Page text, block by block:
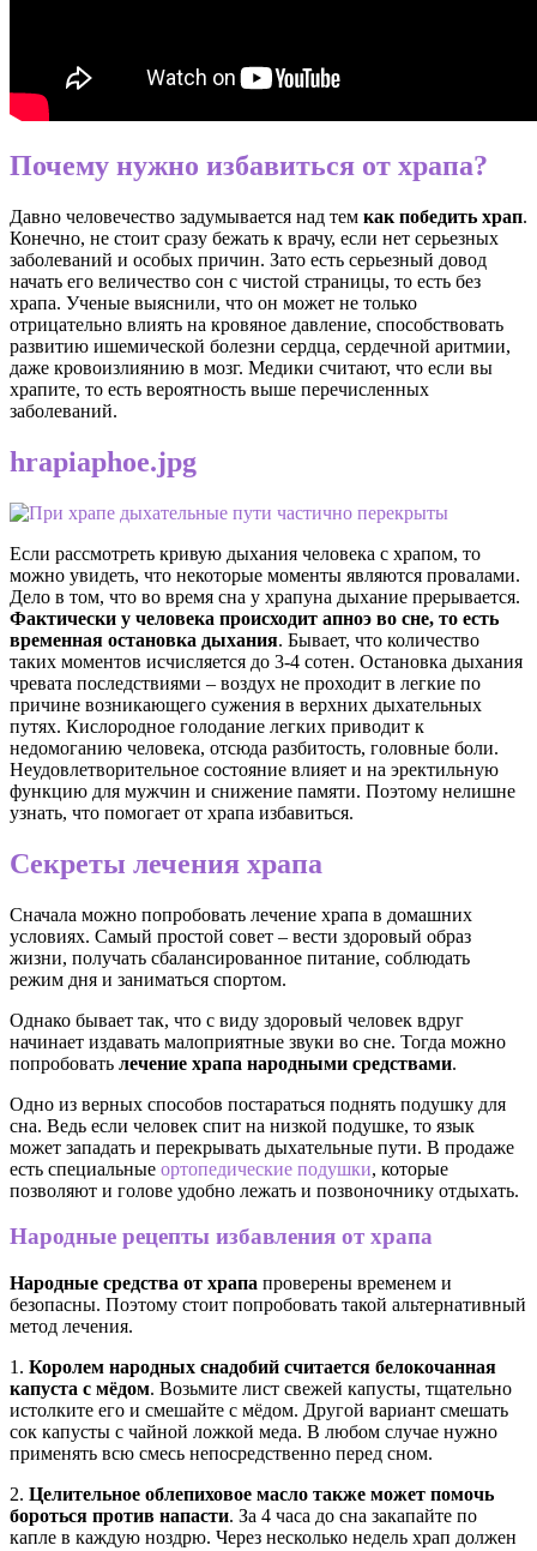
Почему нужно избавиться от храпа?
Давно человечество задумывается над тем как победить храп.
Конечно, не стоит сразу бежать к врачу, если нет серьезных
заболеваний и особых причин. Зато есть серьезный довод
начать его величество сон с чистой страницы, то есть без
храпа. Ученые выяснили, что он может не только
отрицательно влиять на кровяное давление, способствовать
развитию ишемической болезни сердца, сердечной аритмии,
даже кровоизлиянию в мозг. Медики считают, что если вы
храпите, то есть вероятность выше перечисленных
заболеваний.
hrapiaphoe.jpg
Если рассмотреть кривую дыхания человека с храпом, то
можно увидеть, что некоторые моменты являются провалами.
Дело в том, что во время сна у храпуна дыхание прерывается.
Фактически у человека происходит апноэ во сне, то есть
временная остановка дыхания. Бывает, что количество
таких моментов исчисляется до 3-4 сотен. Остановка дыхания
чревата последствиями – воздух не проходит в легкие по
причине возникающего сужения в верхних дыхательных
путях. Кислородное голодание легких приводит к
недомоганию человека, отсюда разбитость, головные боли.
Неудовлетворительное состояние влияет и на эректильную
функцию для мужчин и снижение памяти. Поэтому нелишне
узнать, что помогает от храпа избавиться.
Секреты лечения храпа
Сначала можно попробовать лечение храпа в домашних
условиях. Самый простой совет – вести здоровый образ
жизни, получать сбалансированное питание, соблюдать
режим дня и заниматься спортом.
Однако бывает так, что с виду здоровый человек вдруг
начинает издавать малоприятные звуки во сне. Тогда можно
попробовать лечение храпа народными средствами.
Одно из верных способов постараться поднять подушку для
сна. Ведь если человек спит на низкой подушке, то язык
может западать и перекрывать дыхательные пути. В продаже
есть специальные ортопедические подушки, которые
позволяют и голове удобно лежать и позвоночнику отдыхать.
Народные рецепты избавления от храпа
Народные средства от храпа проверены временем и
безопасны. Поэтому стоит попробовать такой альтернативный
метод лечения.
1. Королем народных снадобий считается белокочанная
капуста с мёдом. Возьмите лист свежей капусты, тщательно
истолките его и смешайте с мёдом. Другой вариант смешать
сок капусты с чайной ложкой меда. В любом случае нужно
применять всю смесь непосредственно перед сном.
2. Целительное облепиховое масло также может помочь
бороться против напасти. За 4 часа до сна закапайте по
капле в каждую ноздрю. Через несколько недель храп должен